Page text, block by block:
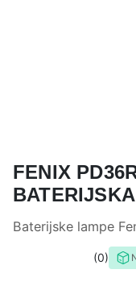
FENIX
Baterijske lampe
0